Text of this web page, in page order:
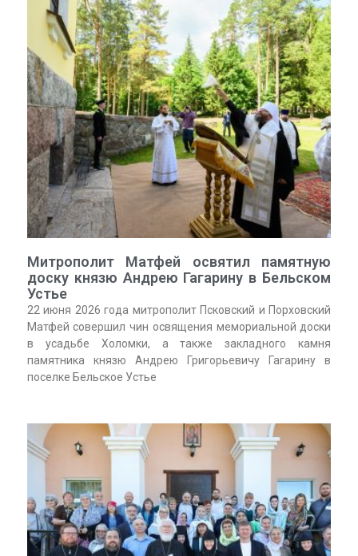
Митрополит Матфей освятил памятную
доску князю Андрею Гагарину в Бельском
Устье
22 июня 2026 года митрополит Псковский и Порховский
Матфей совершил чин освящения мемориальной доски
в усадьбе Холомки, а также закладного камня
памятника князю Андрею Григорьевичу Гагарину в
поселке Бельское Устье